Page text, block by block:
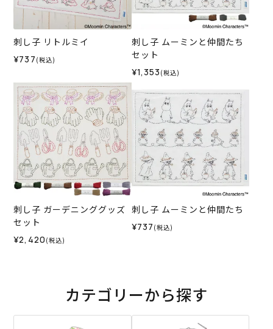
刺し子 リトルミイ
¥737 (税込)
刺し子 ムーミンと仲間たち
セット
¥1,353 (税込)
刺し子 ガーデニンググッズ
セット
¥2,420 (税込)
刺し子 ムーミンと仲間たち
¥737 (税込)
カテゴリーから探す